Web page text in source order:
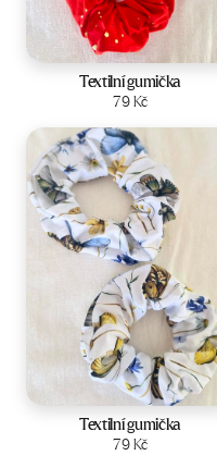
Textilní gumička
79Kč
Zobrazit produkt
Textilní gumička
79Kč
Zobrazit produkt